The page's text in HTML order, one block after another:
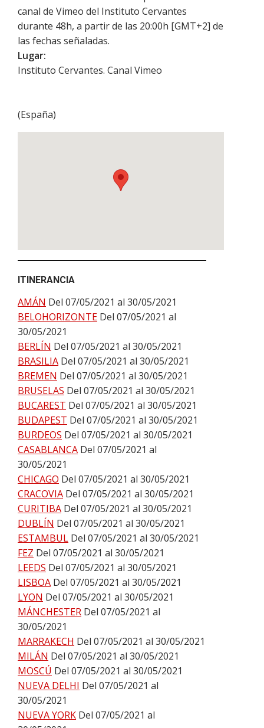
canal de Vimeo del Instituto Cervantes
durante 48h, a partir de las 20:00h [GMT+2] de
las fechas señaladas.
Lugar:
Instituto Cervantes. Canal Vimeo
(España)
ITINERANCIA
AMÁN Del 07/05/2021 al 30/05/2021
BELOHORIZONTE Del 07/05/2021 al
30/05/2021
BERLÍN Del 07/05/2021 al 30/05/2021
BRASILIA Del 07/05/2021 al 30/05/2021
BREMEN Del 07/05/2021 al 30/05/2021
BRUSELAS Del 07/05/2021 al 30/05/2021
BUCAREST Del 07/05/2021 al 30/05/2021
BUDAPEST Del 07/05/2021 al 30/05/2021
BURDEOS Del 07/05/2021 al 30/05/2021
CASABLANCA Del 07/05/2021 al
30/05/2021
CHICAGO Del 07/05/2021 al 30/05/2021
CRACOVIA Del 07/05/2021 al 30/05/2021
CURITIBA Del 07/05/2021 al 30/05/2021
DUBLÍN Del 07/05/2021 al 30/05/2021
ESTAMBUL Del 07/05/2021 al 30/05/2021
FEZ Del 07/05/2021 al 30/05/2021
LEEDS Del 07/05/2021 al 30/05/2021
LISBOA Del 07/05/2021 al 30/05/2021
LYON Del 07/05/2021 al 30/05/2021
MÁNCHESTER Del 07/05/2021 al
30/05/2021
MARRAKECH Del 07/05/2021 al 30/05/2021
MILÁN Del 07/05/2021 al 30/05/2021
MOSCÚ Del 07/05/2021 al 30/05/2021
NUEVA DELHI Del 07/05/2021 al
30/05/2021
NUEVA YORK Del 07/05/2021 al